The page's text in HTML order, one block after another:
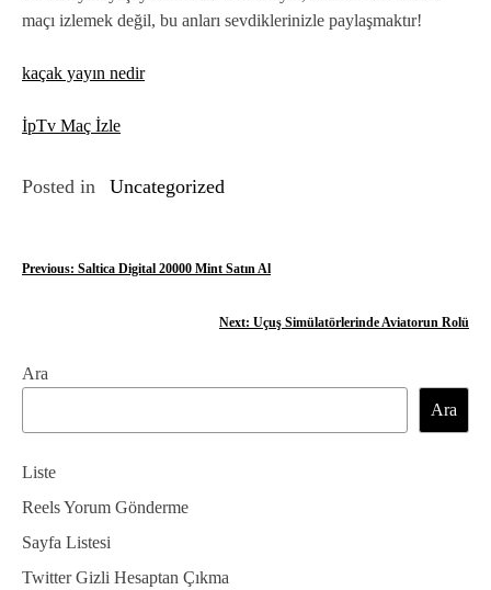
maçı izlemek değil, bu anları sevdiklerinizle paylaşmaktır!
kaçak yayın nedir
İpTv Maç İzle
Posted in Uncategorized
Y
ı
g
e
z
i
Previous: Saltica Digital 20000 Mint Satın Al
Next: Uçuş Simülatörlerinde Aviatorun Rolü
Ara
Ara
Liste
Reels Yorum Gönderme
Sayfa Listesi
Twitter Gizli Hesaptan Çıkma